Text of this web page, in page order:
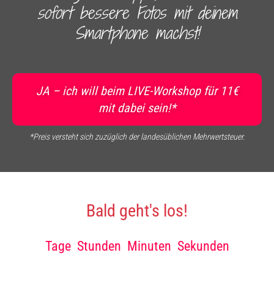
sofort bessere Fotos mit deinem
Smartphone machst!
JA – ich will beim LIVE-Workshop für 11€
mit dabei sein!*
*Preis versteht sich zuzüglich der landesüblichen Mehrwertsteuer.
Bald geht's los!
Tage Stunden Minuten Sekunden